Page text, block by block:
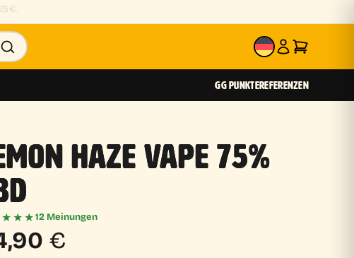
DE
GG PUNKTEREFERENZEN
HAZE VAPE 75%
12 Meinungen
€